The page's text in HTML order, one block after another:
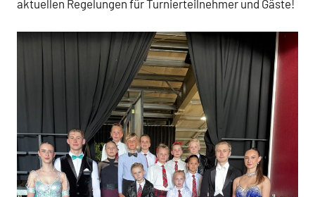
aktuellen Regelungen für Turnierteilnehmer und Gäste!